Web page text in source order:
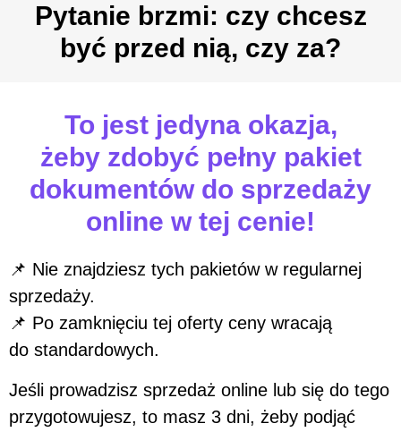
Pytanie brzmi: czy chcesz
być przed nią, czy za?
To jest jedyna okazja,
żeby zdobyć pełny pakiet
dokumentów do sprzedaży
online w tej cenie!
📌 Nie znajdziesz tych pakietów w regularnej
sprzedaży.
📌 Po zamknięciu tej oferty ceny wracają
do standardowych.
Jeśli prowadzisz sprzedaż online lub się do tego
przygotowujesz, to masz 3 dni, żeby podjąć